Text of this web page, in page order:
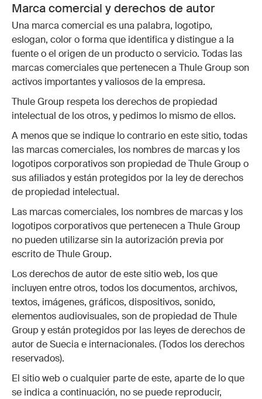
Marca comercial y derechos de autor
Una marca comercial es una palabra, logotipo,
eslogan, color o forma que identifica y distingue a la
fuente o el origen de un producto o servicio. Todas las
marcas comerciales que pertenecen a Thule Group son
activos importantes y valiosos de la empresa.
Thule Group respeta los derechos de propiedad
intelectual de los otros, y pedimos lo mismo de ellos.
A menos que se indique lo contrario en este sitio, todas
las marcas comerciales, los nombres de marcas y los
logotipos corporativos son propiedad de Thule Group o
sus afiliados y están protegidos por la ley de derechos
de propiedad intelectual.
Las marcas comerciales, los nombres de marcas y los
logotipos corporativos que pertenecen a Thule Group
no pueden utilizarse sin la autorización previa por
escrito de Thule Group.
Los derechos de autor de este sitio web, los que
incluyen entre otros, todos los documentos, archivos,
textos, imágenes, gráficos, dispositivos, sonido,
elementos audiovisuales, son de propiedad de Thule
Group y están protegidos por las leyes de derechos de
autor de Suecia e internacionales. (Todos los derechos
reservados).
El sitio web o cualquier parte de este, aparte de lo que
se indica a continuación, no se puede reproducir,